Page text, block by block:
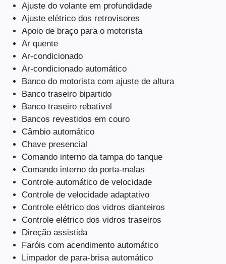
Ajuste do volante em profundidade
Ajuste elétrico dos retrovisores
Apoio de braço para o motorista
Ar quente
Ar-condicionado
Ar-condicionado automático
Banco do motorista com ajuste de altura
Banco traseiro bipartido
Banco traseiro rebatível
Bancos revestidos em couro
Câmbio automático
Chave presencial
Comando interno da tampa do tanque
Comando interno do porta-malas
Controle automático de velocidade
Controle de velocidade adaptativo
Controle elétrico dos vidros dianteiros
Controle elétrico dos vidros traseiros
Direção assistida
Faróis com acendimento automático
Limpador de para-brisa automático